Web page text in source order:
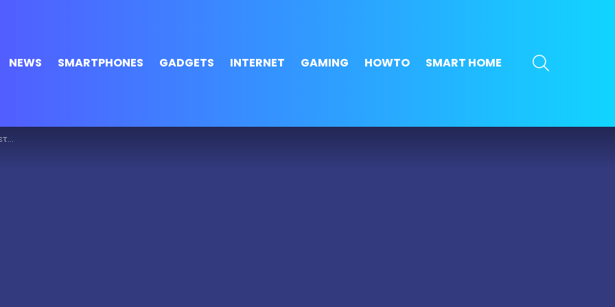
NEWS SMARTPHONES GADGETS INTERNET GAMING HOWTO SMART HOME